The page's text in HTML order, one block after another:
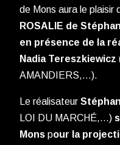
de Mons aura le plaisir
ROSALIE de
en présence de la
Nadia Tereszkiewicz
AMANDIERS,…).
Le réalisateur
LOI DU MARCHÉ,…)
Mons pour la